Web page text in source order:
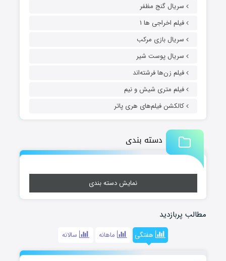
سریال گنج مظفر
فیلم اخراجی ها ۱
سریال بازی مرکب
سریال پوست شیر
فیلم زن‌ها فرشته‌اند
فیلم متری شیش و نیم
کالکشن فیلم‌های هری پاتر
دسته بندی
نمایش دسته بندی
مطالب پربازدید
هفتگی ماهانه سالانه